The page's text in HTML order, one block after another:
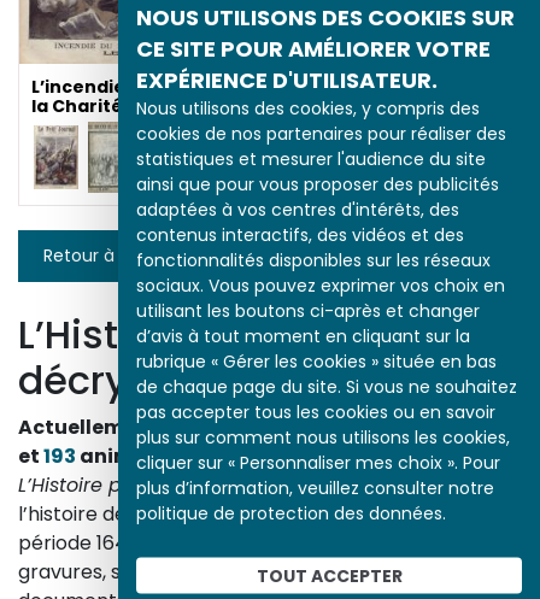
NOUS UTILISONS DES COOKIES SUR
CE SITE POUR AMÉLIORER VOTRE
EXPÉRIENCE D'UTILISATEUR.
Nous utilisons des cookies, y compris des
cookies de nos partenaires pour réaliser des
statistiques et mesurer l'audience du site
ainsi que pour vous proposer des publicités
adaptées à vos centres d'intérêts, des
contenus interactifs, des vidéos et des
fonctionnalités disponibles sur les réseaux
sociaux. Vous pouvez exprimer vos choix en
utilisant les boutons ci-après et changer
d’avis à tout moment en cliquant sur la
rubrique « Gérer les cookies » située en bas
de chaque page du site. Si vous ne souhaitez
pas accepter tous les cookies ou en savoir
plus sur comment nous utilisons les cookies,
cliquer sur « Personnaliser mes choix ». Pour
plus d’information, veuillez consulter notre
politique de protection des données.
TOUT ACCEPTER
L’incendie du Bazar de
la Charité
Retour à la liste
L’Histoire par l’image
décrypte l’histoire
Actuellement en ligne3153 œuvres,1748études
et193 animations.
L’Histoire par l’imageexplore les événements de
l’histoire de France et les évolutions majeures de la
période 1643-1945. À travers des peintures, dessins,
gravures, sculptures, photographies, affiches,